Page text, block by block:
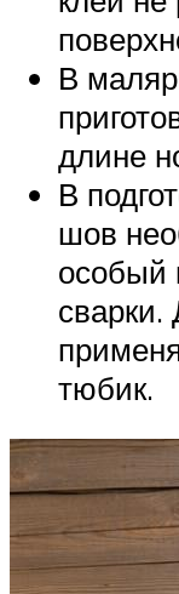
В
длине
В
шов
особый
тюбик.